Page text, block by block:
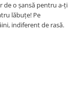
de o șansă pentru a-ți
lăbuțe! Pe
indiferent de rasă.